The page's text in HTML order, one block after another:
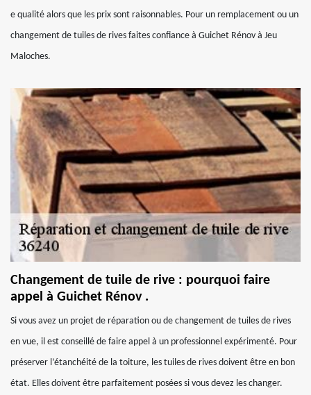
e qualité alors que les prix sont raisonnables. Pour un remplacement ou un
changement de tuiles de rives faites confiance à Guichet Rénov à Jeu
Maloches.
Changement de tuile de rive : pourquoi faire
appel à Guichet Rénov .
Si vous avez un projet de réparation ou de changement de tuiles de rives
en vue, il est conseillé de faire appel à un professionnel expérimenté. Pour
préserver l’étanchéité de la toiture, les tuiles de rives doivent être en bon
état. Elles doivent être parfaitement posées si vous devez les changer.